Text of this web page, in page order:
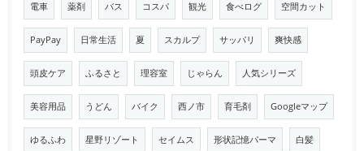
電車 薬剤 バス コスパ 観光 食べログ 空間カット
PayPay 日常生活 夏 スカルプ サッパリ 爽快感
頭皮ケア ふるさと 理容室 じゃらん 人気シリーズ
美容用品 うどん バイク 西ノ市 育毛剤 Googleマップ
ゆるふわ 星野リゾート セイムス 形状記憶パーマ 白髪